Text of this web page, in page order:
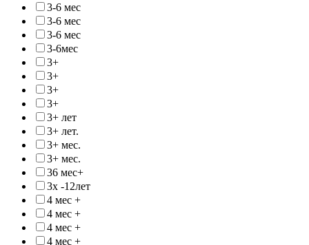
3-6 мес
3-6 мес
3-6 мес
3-6мес
3+
3+
3+
3+
3+ лет
3+ лет.
3+ мес.
3+ мес.
36 мес+
3х -12лет
4 мес +
4 мес +
4 мес +
4 мес +